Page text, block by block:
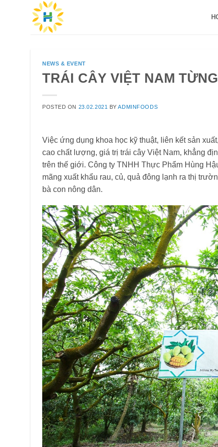
NEWS & EVENT
TRÁI CÂY VIỆT NAM
POSTED ON 23.02.2021 BYADMINFOODS
Việc ứng dụng khoa học kỹ thuật, liên kết sản
cao chất lượng, giá trị trái cây Việt Nam, khẳng
trên thế giới. Công ty TNHH Thực Phẩm Hùng
mãng xuất khẩu rau, củ, quả đông lạnh ra thị
bà con nông dân.